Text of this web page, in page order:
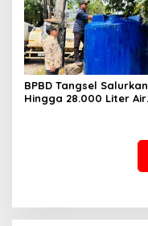
BPBD Tangsel Salurkan
Hingga 28.000 Liter Air